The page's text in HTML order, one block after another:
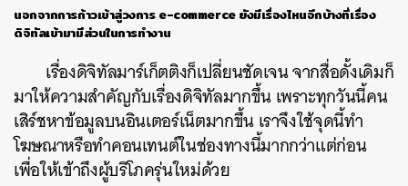
นอกจากการก้าวเข้าสู่วงการe-commerce ยังมีเรื่องไหนอีกบ้างที่เรื่อง
ดิจิทัลเข้ามามีส่วนในการทำงาน
เรื่องดิจิทัลมาร์เก็ตติงก็เปลี่ยนชัดเจน จากสื่อดั้งเดิมก็
มาให้ความสำคัญกับเรื่องดิจิทัลมากขึ้น เพราะทุกวันนี้คน
เสิร์ชหาข้อมูลบนอินเตอร์เน็ตมากขึ้น เราจึงใช้จุดนี้ทำ
โฆษณาหรือทำคอนเทนต์ในช่องทางนี้มากกว่าแต่ก่อน
เพื่อให้เข้าถึงผู้บริโภครุ่นใหม่ด้วย